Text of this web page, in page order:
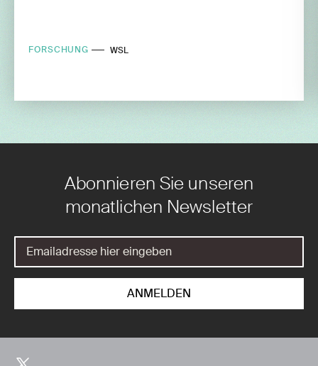
FORSCHUNG WSL
Abonnieren Sie unseren
monatlichen Newsletter